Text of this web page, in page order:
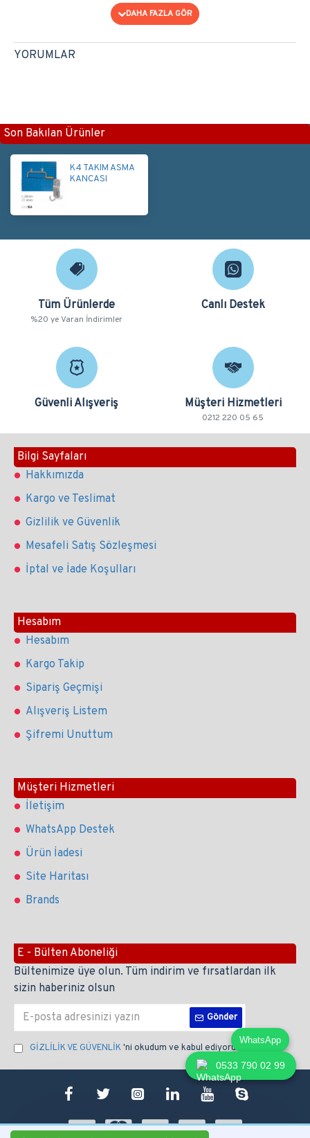
WhatsApp
0533 790 02 99
YORUMLAR
Son Bakılan Ürünler
K4 TAKIM ASMA
KANCASI
Tüm Ürünlerde
%20 ye Varan İndirimler
Canlı Destek
Güvenli Alışveriş Müşteri Hizmetleri
0212 220 05 65
Bilgi Sayfaları
Hakkımızda
Kargo ve Teslimat
Gizlilik ve Güvenlik
Mesafeli Satış Sözleşmesi
İptal ve İade Koşulları
Hesabım
Hesabım
Kargo Takip
Sipariş Geçmişi
Alışveriş Listem
Şifremi Unuttum
Müşteri Hizmetleri
İletişim
WhatsApp Destek
Ürün İadesi
Site Haritası
Brands
E - Bülten Aboneliği
Bültenimize üye olun. Tüm indirim ve fırsatlardan ilk
sizin haberiniz olsun
Gönder
GİZLİLİK VE GÜVENLİK'ni okudum ve kabul ediyorum.